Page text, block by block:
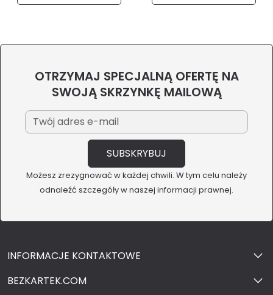
OTRZYMAJ SPECJALNĄ OFERTĘ NA
SWOJĄ SKRZYNKĘ MAILOWĄ
Możesz zrezygnować w każdej chwili. W tym celu należy
odnaleźć szczegóły w naszej informacji prawnej.
INFORMACJE KONTAKTOWE
BEZKARTEK.COM